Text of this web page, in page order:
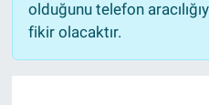
olduğunu telefon
fikir olacaktır.